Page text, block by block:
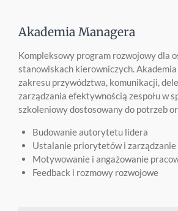
Akademia Managera
Kompleksowy program rozwojowy dla
stanowiskach kierowniczych. Akademia
zakresu przywództwa, komunikacji,
zarządzania efektywnością zespołu w
szkoleniowy dostosowany do potrzeb
Budowanie autorytetu lidera
Ustalanie priorytetów i zarządzanie
Motywowanie i angażowanie
Feedback i rozmowy rozwojowe